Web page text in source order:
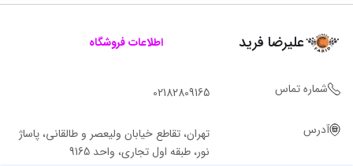
علیرضا فرید اطلاعات فروشگاه
شماره تماس 02182809165
آدرس
تهران، تقاطع خیابان ولیعصر و طالقانی، پاساژ
نور، طبقه اول تجاری، واحد 9165